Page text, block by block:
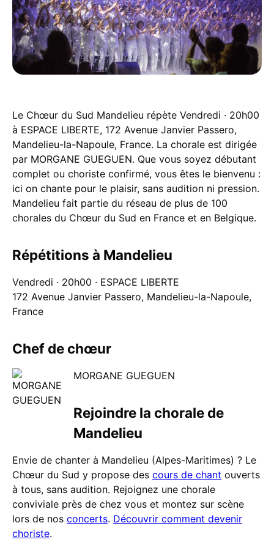
Le Chœur du Sud Mandelieu répète Vendredi · 20h00
à ESPACE LIBERTE, 172 Avenue Janvier Passero,
Mandelieu-la-Napoule, France. La chorale est dirigée
par MORGANE GUEGUEN. Que vous soyez débutant
complet ou choriste confirmé, vous êtes le bienvenu :
ici on chante pour le plaisir, sans audition ni pression.
Mandelieu fait partie du réseau de plus de 100
chorales du Chœur du Sud en France et en Belgique.
Répétitions à Mandelieu
Vendredi · 20h00 · ESPACE LIBERTE
172 Avenue Janvier Passero, Mandelieu-la-Napoule,
France
Chef de chœur
MORGANE GUEGUEN
Rejoindre la chorale de
Mandelieu
Envie de chanter à Mandelieu (Alpes-Maritimes) ? Le
Chœur du Sud y propose des cours de chant ouverts
à tous, sans audition. Rejoignez une chorale
conviviale près de chez vous et montez sur scène
lors de nos concerts. Découvrir comment devenir
choriste.